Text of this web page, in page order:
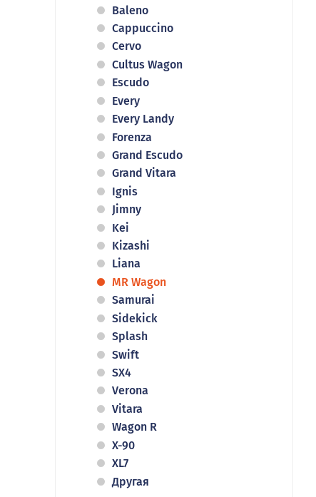
Baleno
Cappuccino
Cervo
Cultus Wagon
Escudo
Every
Every Landy
Forenza
Grand Escudo
Grand Vitara
Ignis
Jimny
Kei
Kizashi
Liana
MR Wagon
Samurai
Sidekick
Splash
Swift
SX4
Verona
Vitara
Wagon R
X-90
XL7
Другая